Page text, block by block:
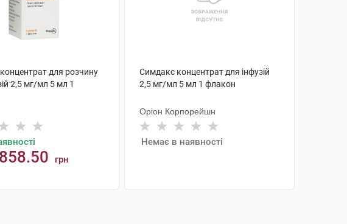
для розчину
2,5 мг/мл 5 мл 1
грн
Симдакс концентрат для інфузій
2,5 мг/мл 5 мл 1 флакон
Оріон Корпорейшн
Немає в наявності